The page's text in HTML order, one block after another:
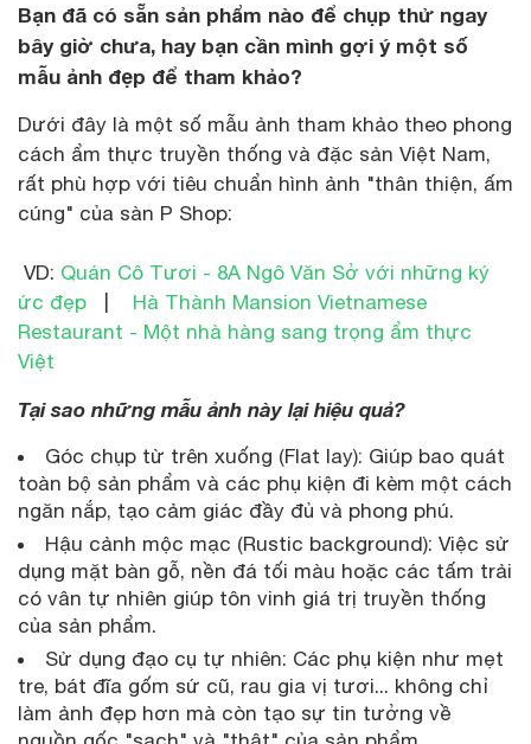
Bạn đã có sẵn sản phẩm nào để chụp thử ngay
bây giờ chưa, hay bạn cần mình gợi ý một số
mẫu ảnh đẹp để tham khảo?
Dưới đây là một số mẫu ảnh tham khảo theo phong
cách ẩm thực truyền thống và đặc sản Việt Nam,
rất phù hợp với tiêu chuẩn hình ảnh "thân thiện, ấm
cúng" của sàn P Shop:
VD: Quán Cô Tươi - 8A Ngô Văn Sở với những ký
ức đẹp
Hà Thành Mansion Vietnamese
Restaurant - Một nhà hàng sang trọng ẩm thực
Việt
Tại sao những mẫu ảnh này lại hiệu quả?
Góc chụp từ trên xuống (Flat lay): Giúp bao quát
toàn bộ sản phẩm và các phụ kiện đi kèm một cách
ngăn nắp, tạo cảm giác đầy đủ và phong phú.
Hậu cảnh mộc mạc (Rustic background): Việc sử
dụng mặt bàn gỗ, nền đá tối màu hoặc các tấm trải
có vân tự nhiên giúp tôn vinh giá trị truyền thống
của sản phẩm.
Sử dụng đạo cụ tự nhiên: Các phụ kiện như mẹt
tre, bát đĩa gốm sứ cũ, rau gia vị tươi... không chỉ
làm ảnh đẹp hơn mà còn tạo sự tin tưởng về